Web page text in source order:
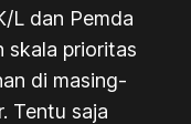
L dan Pemda
skala prioritas
di masing-
Tentu saja